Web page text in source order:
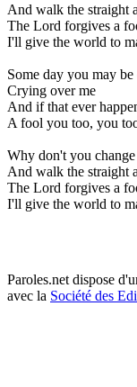
And walk the straight
The Lord forgives a
I'll give the world to
Some day you may
Crying over me
And if that ever
A fool you too, you
Why don't you
And walk the straight
The Lord forgives a
I'll give the world to
Paroles.net dispose
avec la Société des